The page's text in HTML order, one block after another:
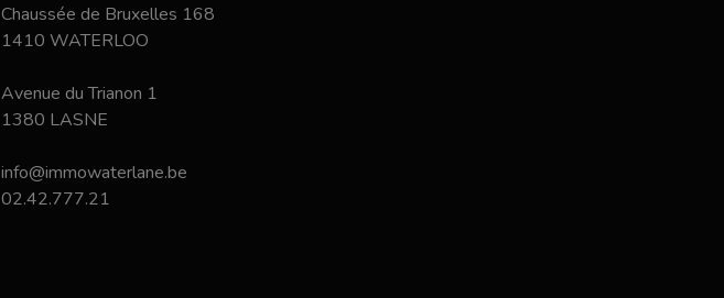
Chaussée de Bruxelles 168
1410 WATERLOO
Avenue du Trianon 1
1380 LASNE
info@immowaterlane.be
02.42.777.21